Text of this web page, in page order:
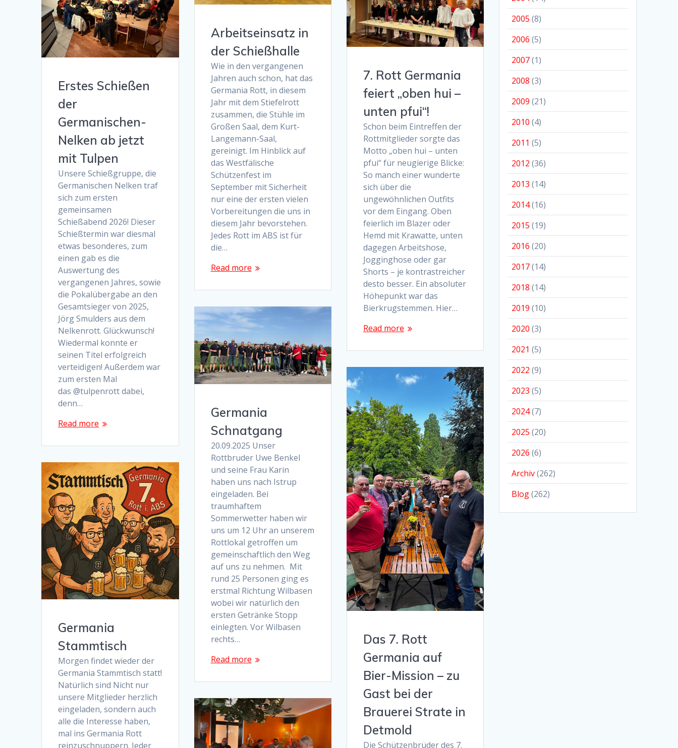
Arbeitseinsatz in
der Schießhalle
Wie in den vergangenen
Jahren auch schon, hat das
Germania Rott, in diesem
Jahr mit dem Stiefelrott
zusammen, die Stühle im
Großen Saal, dem Kurt-
Langemann-Saal,
gereinigt. Im Hinblick auf
das Westfälische
Schützenfest im
September mit Sicherheit
nur eine der ersten vielen
Vorbereitungen die uns in
diesem Jahr bevorstehen.
Jedes Rott im ABS ist für
die…
Read more
Erstes Schießen
der
Germanischen-
Nelken ab jetzt
mit Tulpen
Unsere Schießgruppe, die
Germanischen Nelken traf
sich zum ersten
gemeinsamen
Schießabend 2026! Dieser
Schießtermin war diesmal
etwas besonderes, zum
einen gab es die
Auswertung des
vergangenen Jahres, sowie
die Pokalübergabe an den
Gesamtsieger von 2025,
Jörg Smulders aus dem
Nelkenrott. Glückwunsch!
Wiedermal konnte er
seinen Titel erfolgreich
verteidigen! Außerdem war
zum ersten Mal
das @tulpenrott dabei,
denn…
Read more
7. Rott Germania
feiert „oben hui –
unten pfui“!
Schon beim Eintreffen der
Rottmitglieder sorgte das
Motto „oben hui – unten
pfui“ für neugierige Blicke:
So manch einer wunderte
sich über die
ungewöhnlichen Outfits
vor dem Eingang. Oben
feierlich im Blazer oder
Hemd mit Krawatte, unten
dagegen Arbeitshose,
Jogginghose oder gar
Shorts – je kontrastreicher
desto besser. Ein absoluter
Höhepunkt war das
Bierkrugstemmen. Hier…
Read more
Germania
Schnatgang
20.09.2025 Unser
Rottbruder Uwe Benkel
und seine Frau Karin
haben uns nach Istrup
eingeladen. Bei
traumhaftem
Sommerwetter haben wir
uns um 12 Uhr an unserem
Rottlokal getroffen um
gemeinschaftlich den Weg
auf uns zu nehmen. Mit
rund 25 Personen ging es
erstmal Richtung Wilbasen
wobei wir natürlich den
ersten Getränke Stopp
einlegten. Vor Wilbasen
rechts…
Read more
Das 7. Rott
Germania auf
Bier-Mission – zu
Gast bei der
Brauerei Strate in
Detmold
Die Schützenbrüder des 7.
Germania
Stammtisch
Morgen findet wieder der
Germania Stammtisch statt!
Natürlich sind Nicht nur
unsere Mitglieder herzlich
eingeladen, sondern auch
alle die Interesse haben,
mal ins Germania Rott
reinzuschnuppern. Jeder
2005 (8)
2006 (5)
2007(1)
2008 (3)
2009 (21)
2010 (4)
2011 (5)
2012 (36)
2013 (14)
2014(16)
2015 (19)
2016 (20)
2017(14)
2018 (14)
2019 (10)
2020 (3)
2021 (5)
2022 (9)
2023 (5)
2024(7)
2025 (20)
2026 (6)
Archiv(262)
Blog(262)